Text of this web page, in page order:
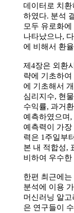
데이터로 치
하였다. 분석
모두 유로화
나타났으나,
에 비해서 환
제4장은 외환
략에 기초하
에 기초해서
심리지수, 현
수익률, 과거
예측하였으며
예측력이 가
력은 1주일부
본 내 적합성,
비하여 우수
한편 최근에
분석에 이용
머신러닝 알
은 연구들이